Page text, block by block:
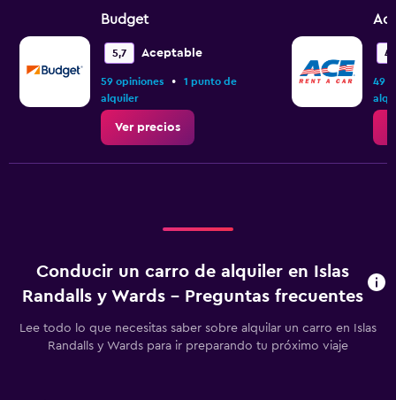
Budget
5,7 Aceptable
59 opiniones •
1 punto de
alquiler
Ver precios
49
Conducir un carro de alquiler en Islas
Randalls y Wards - Preguntas frecuentes
Lee todo lo que necesitas saber sobre alquilar un carro en Islas
Randalls y Wards para ir preparando tu próximo viaje